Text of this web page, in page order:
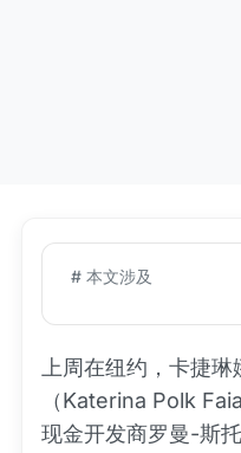
# 本文涉及
上周在纽约，卡捷
（Katerina Polk
现金开发商罗曼-斯